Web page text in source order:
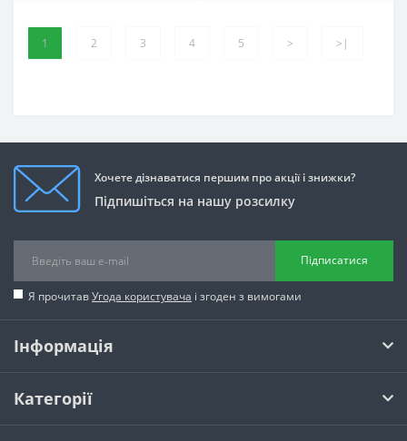
1 2 3 4 5 > >|
Хочете дізнаватися першим про акції і знижки?
Підпишіться на нашу розсилку
Підписатися
Я прочитавУгода користувача і згоден з вимогами
Інформація
Категорії